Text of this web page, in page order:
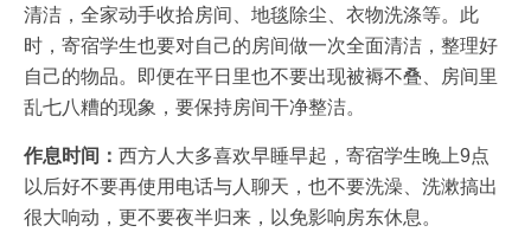
清洁，全家动手收拾房间、地毯除尘、衣物洗涤等。此
时，寄宿学生也要对自己的房间做一次全面清洁，整理好
自己的物品。即便在平日里也不要出现被褥不叠、房间里
乱七八糟的现象，要保持房间干净整洁。
作息时间： 西方人大多喜欢早睡早起，寄宿学生晚上9点
以后好不要再使用电话与人聊天，也不要洗澡、洗漱搞出
很大响动，更不要夜半归来，以免影响房东休息。